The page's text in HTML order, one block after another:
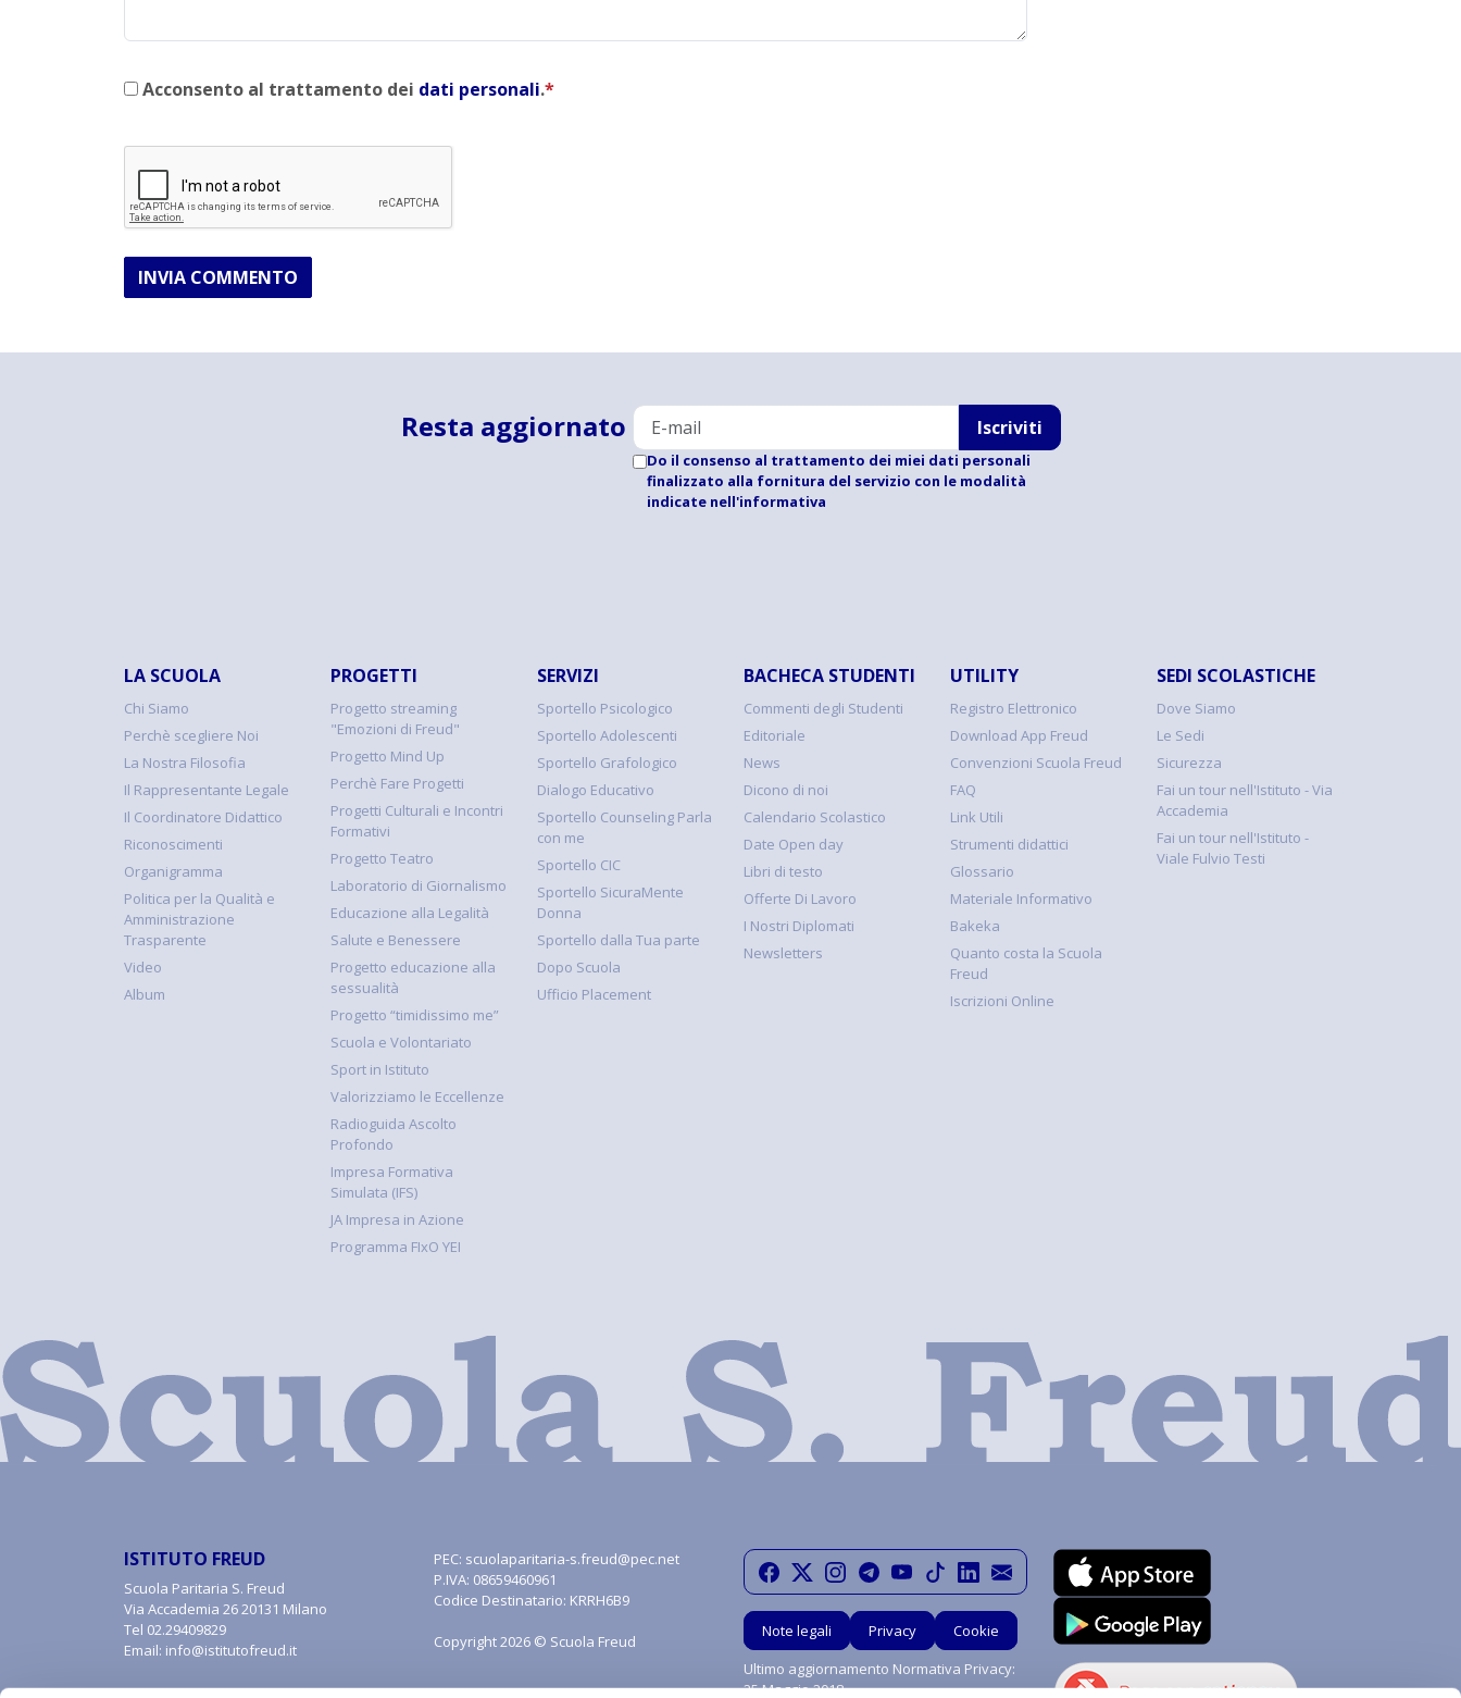
Acconsento al trattamento dei dati personali.*
INVIA COMMENTO
Resta aggiornato Iscriviti
Do il consenso al trattamento dei miei dati personali
finalizzato alla fornitura del servizio con le modalità
indicate nell'informativa
LA SCUOLA
Chi Siamo
Perchè scegliere Noi
La Nostra Filosofia
Il Rappresentante Legale
Il Coordinatore Didattico
Riconoscimenti
Organigramma
Politica per la Qualità e
Amministrazione
Trasparente
Video
Album
PROGETTI
Progetto streaming
"Emozioni di Freud"
Progetto Mind Up
Perchè Fare Progetti
Progetti Culturali e Incontri
Formativi
Progetto Teatro
Laboratorio di Giornalismo
Educazione alla Legalità
Salute e Benessere
Progetto educazione alla
sessualità
Progetto “timidissimo me”
Scuola e Volontariato
Sport in Istituto
Valorizziamo le Eccellenze
Radioguida Ascolto
Profondo
Impresa Formativa
Simulata (IFS)
JA Impresa in Azione
Programma FIxO YEI
SERVIZI
Sportello Psicologico
Sportello Adolescenti
Sportello Grafologico
Dialogo Educativo
Sportello Counseling Parla
con me
Sportello CIC
Sportello SicuraMente
Donna
Sportello dalla Tua parte
Dopo Scuola
Ufficio Placement
BACHECA STUDENTI
Commenti degli Studenti
Editoriale
News
Dicono di noi
Calendario Scolastico
Date Open day
Libri di testo
Offerte Di Lavoro
I Nostri Diplomati
Newsletters
UTILITY
Registro Elettronico
Download App Freud
Convenzioni Scuola Freud
FAQ
Link Utili
Strumenti didattici
Glossario
Materiale Informativo
Bakeka
Quanto costa la Scuola
Freud
Iscrizioni Online
SEDI SCOLASTICHE
Dove Siamo
Le Sedi
Sicurezza
Fai un tour nell'Istituto - Via
Accademia
Fai un tour nell'Istituto -
Viale Fulvio Testi
ISTITUTO FREUD
Scuola Paritaria S. Freud
Via Accademia 26 20131 Milano
Tel 02.29409829
Email: info@istitutofreud.it
PEC: scuolaparitaria-s.freud@pec.net
P.IVA: 08659460961
Codice Destinatario: KRRH6B9
Copyright 2026 © Scuola Freud
Note legali Privacy
Cookie
Ultimo aggiornamento Normativa Privacy:
25 Maggio 2018